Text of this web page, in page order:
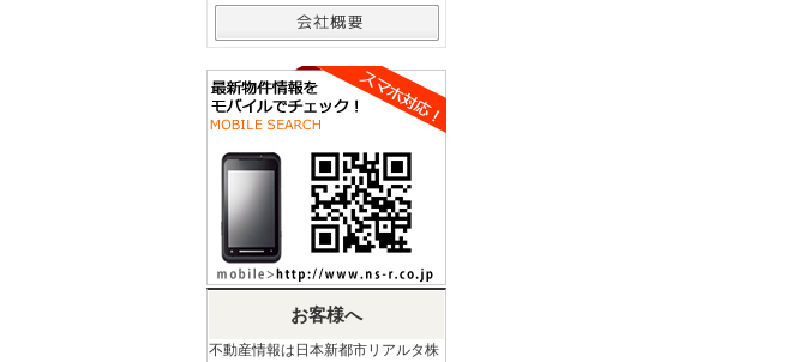
お客様へ
不動産情報は日本新都市リアルタ株